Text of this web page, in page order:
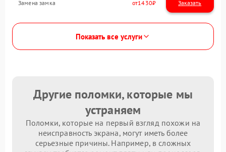
Замена замка 1430
Показать все услуги
Другие поломки, которые мы
устраняем
Поломки, которые на первый взгляд похожи на
неисправность экрана, могут иметь более
серьезные причины. Например, в сложных